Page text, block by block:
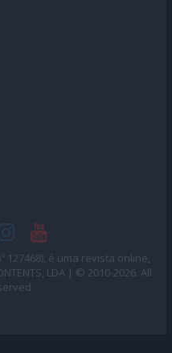
127468), é uma revista online,
LDA | © 2010-2026. All